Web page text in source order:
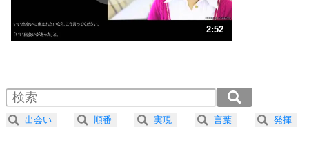
ストレス対策
人生、なんとかなるもの。
気楽に生きる30の方法
4 器の大きい人は、怒りを優しさで表現する。
2:52
2.0倍速 （338KB 1分26秒）
2.5倍速 （270KB 1分9秒）
3.0倍速 （226KB 57秒）
出会い 順番 実現 言葉 発揮